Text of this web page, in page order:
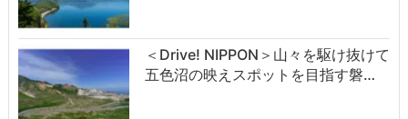
＜Drive! NIPPON＞山々を駆け抜けて
五色沼の映えスポットを目指す磐…